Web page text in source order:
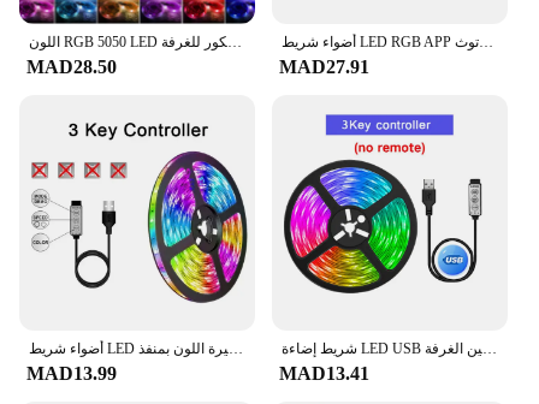
Features:
|الاضاءه|
**Energy-Efficient Lighting Solution**
The LED lighting fixtures in this category are not
just aesthetically pleasing but also designed to
significantly reduce energy consumption. The high-
efficiency LED bulbs ensure that your lighting
setup is not only bright but also cost-effective in the
long run. This makes them an ideal choice for
businesses looking to cut down on their energy bills
atmosphere.
**Versatile and Adaptable Lighting**
اللون RGB 5050 LED قطاع بلوتوث الشريط ديكور للغرفة LED 10 متر 15 متر 20 متر 30 متر الكمبيوتر إضاءة خلفية للتلفاز النيون LED الإضاءة Cuwe innodiolarında lantanta
MAD28.50
أضواء شريط LED RGB APP التحكم أضواء تغيير اللون مع 24 مفتاح وضع التحكم عن بعد لتزيين الغرفة تلفزيون بلوتوث SMD5050 RGB
MAD27.91
أضواء شريط LED متغيرة اللون بمنفذ USB ، RGB ، شريط مصباح مرن لتزيين الغرفة ، صمام ثنائي لإضاءة التلفزيون الخلفية ، تحكم بتطبيق
MAD13.99
شريط إضاءة LED USB لتزيين الغرفة ، RGB ، تحكم بتطبيق البلوتوث ، شريط مصباح مرن ، شريط ثنائي ، إضاءة خلفية للتلفزيون
MAD13.41